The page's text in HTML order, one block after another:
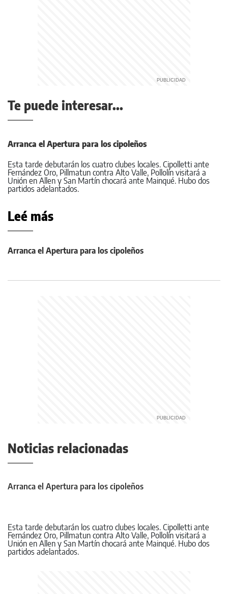
Te puede interesar...
Arranca el Apertura para los cipoleños
Esta tarde debutarán los cuatro clubes locales. Cipolletti ante
Fernández Oro, Pillmatun contra Alto Valle, Pollolín visitará a
Unión en Allen y San Martín chocará ante Mainqué. Hubo dos
partidos adelantados.
Leé más
Arranca el Apertura para los cipoleños
Noticias relacionadas
Arranca el Apertura para los cipoleños
Esta tarde debutarán los cuatro clubes locales. Cipolletti ante
Fernández Oro, Pillmatun contra Alto Valle, Pollolín visitará a
Unión en Allen y San Martín chocará ante Mainqué. Hubo dos
partidos adelantados.